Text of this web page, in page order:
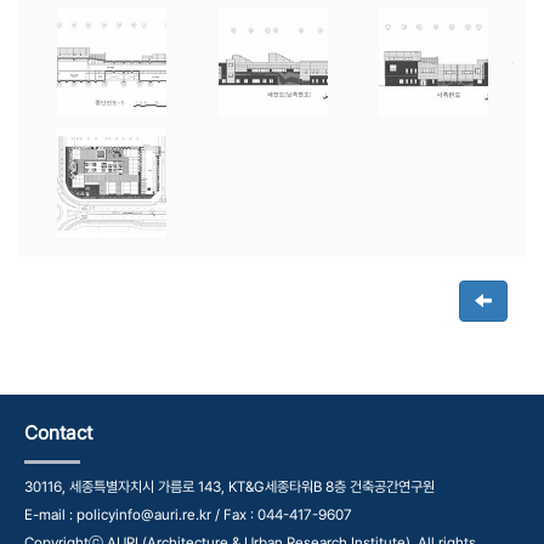
Contact
30116, 세종특별자치시 가름로 143, KT&G세종타워B 8층 건축공간연구원
E-mail : policyinfo@auri.re.kr / Fax : 044-417-9607